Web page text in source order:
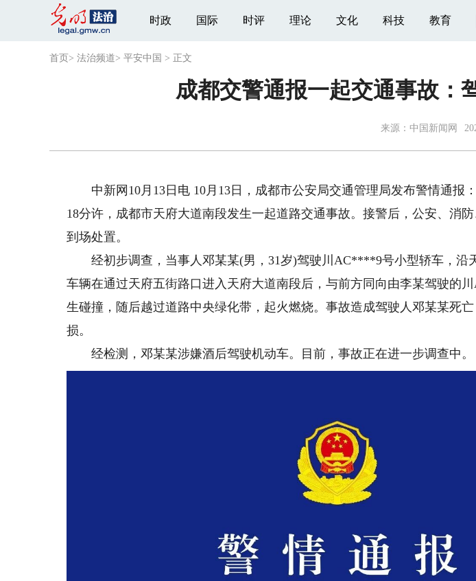
时政 国际 时评 理论 文化 科技 教育
首页 > 法治频道> 平安中国 > 正文
成都交警通报一起交通事故：
来源： 中国新闻网
中新网10月13日电 10月13日，成都市公安局交通管理局发布警情通报：
18分许，成都市天府大道南段发生一起道路交通事故。接警后，公安、消
到场处置。
经初步调查，当事人邓某某(男，31岁)驾驶川AC****9号小型轿车，沿天
车辆在通过天府五街路口进入天府大道南段后，与前方同向由李某驾驶的
生碰撞，随后越过道路中央绿化带，起火燃烧。事故造成驾驶人邓某某死
损。
经检测，邓某某涉嫌酒后驾驶机动车。目前，事故正在进一步调查中。